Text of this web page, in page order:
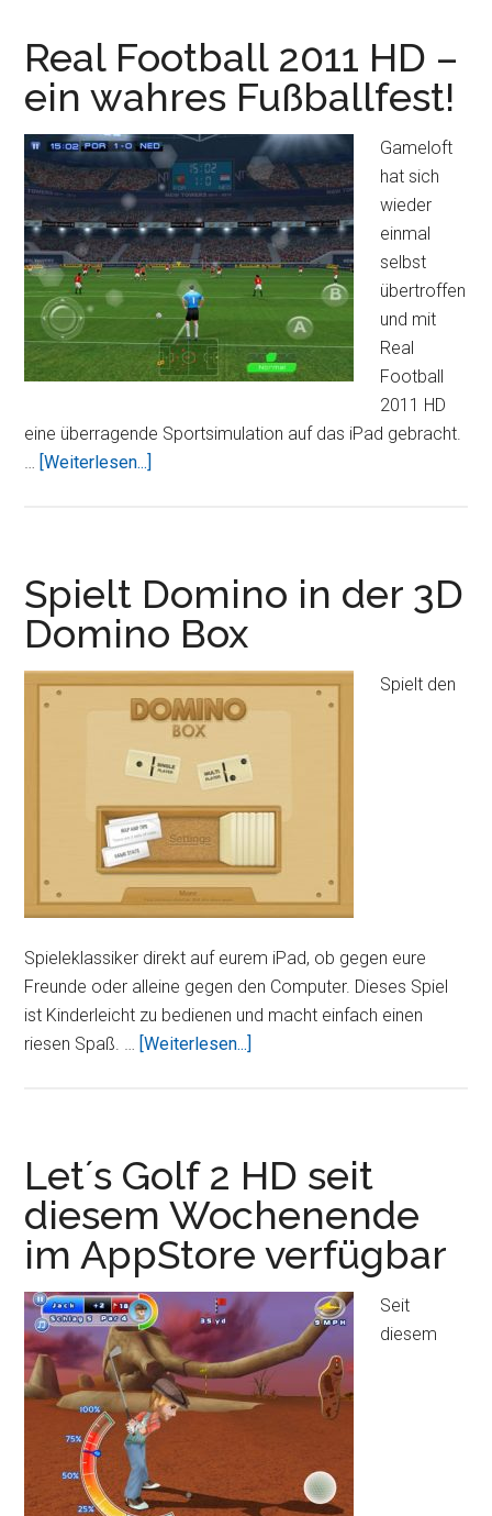
iPad
–
mal
anders
Real Football 2011 HD –
ein wahres Fußballfest!
Gameloft
hat sich
wieder
einmal
selbst
übertroffen
und mit
Real
Football
2011 HD
eine überragende Sportsimulation auf das iPad gebracht.
… [Weiterlesen...]
–
ein
wahres
Spielt Domino in der 3D
Domino Box
Spielt den
Spieleklassiker direkt auf eurem iPad, ob gegen eure
Freunde oder alleine gegen den Computer. Dieses Spiel
ist Kinderleicht zu bedienen und macht einfach einen
riesen Spaß. … [Weiterlesen...]
3D
Domino
Box
Let´s Golf 2 HD seit
diesem Wochenende
im AppStore verfügbar
Seit
diesem